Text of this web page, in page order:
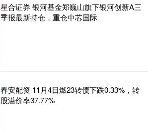
星合证券 银河基金郑巍山旗下银河创新A三
季报最新持仓，重仓中芯国际
春安配资 11月4日燃23转债下跌0.33%，转
股溢价率37.77%